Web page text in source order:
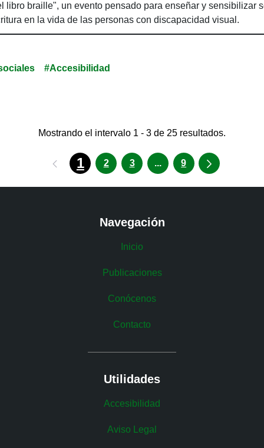
libro braille", un evento pensado para enseñar y sensibilizar
en la vida de las personas con discapacidad visual.
#Accesibilidad
Mostrando el intervalo 1 - 3 de 25 resultados.
1 2 3 ... Páginas intermedias
9
Navegación
Inicio
Publicaciones
Conócenos
Contacto
Utilidades
Accesibilidad
Aviso Legal